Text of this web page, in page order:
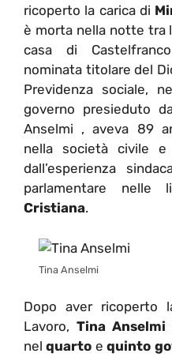
ricoperto la carica di
è morta nella notte tra
casa di
nominata titolare del
Previdenza sociale,
governo presieduto
Anselmi , aveva 89
nella società civile
dall’esperienza
parlamentare nelle
Cristiana.
Tina Anselmi
Dopo aver ricoperto
Lavoro, Tina Anselmi
nelquarto equinto